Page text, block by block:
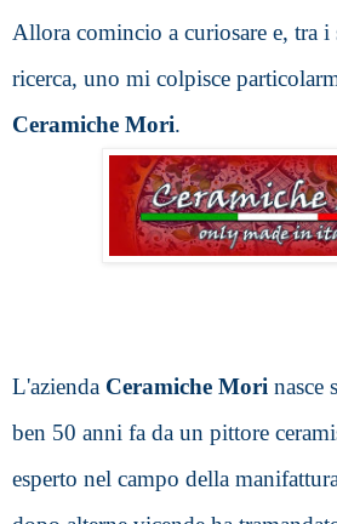
Allora comincio a curiosare e, tra
Ceramiche Mori.
L'azienda Ceramiche Mori nasce
ben 50 anni fa da un pittore
esperto nel campo della